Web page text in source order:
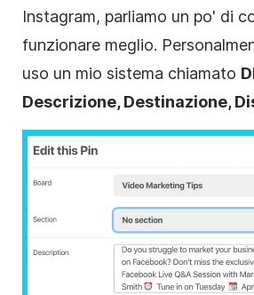
Instagram, parliamo un po' di
funzionare meglio.
uso un mio sistema chiamato
Descrizione, Destinazione,